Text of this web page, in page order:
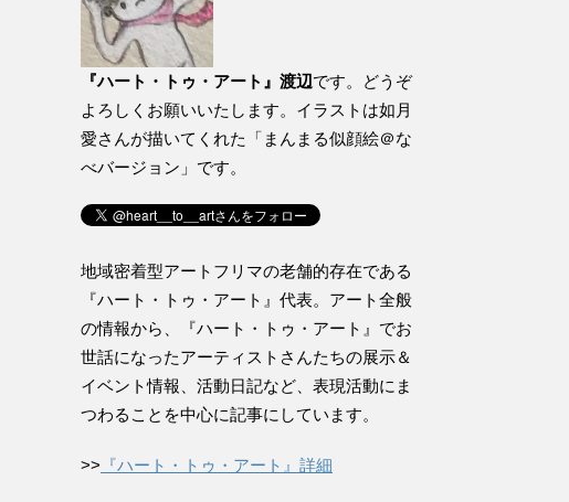
『ハート・トゥ・アート』渡辺です。どうぞ
よろしくお願いいたします。イラストは如月
愛さんが描いてくれた「まんまる似顔絵＠な
べバージョン」です。
地域密着型アートフリマの老舗的存在である
『ハート・トゥ・アート』代表。アート全般
の情報から、『ハート・トゥ・アート』でお
世話になったアーティストさんたちの展示＆
イベント情報、活動日記など、表現活動にま
つわることを中心に記事にしています。
>> 『ハート・トゥ・アート』詳細